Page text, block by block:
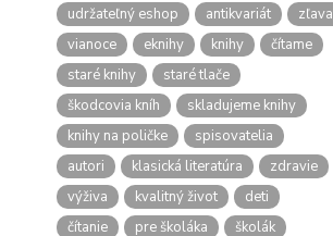
udržateľný eshop
antikvariát
zľava
vianoce
eknihy knihy
čítame
staré knihy
staré tlače
škodcovia kníh
skladujeme knihy
knihy na poličke
spisovatelia
autori
klasická literatúra
zdravie
výživa
kvalitný život
deti
čítanie
pre školáka
školák